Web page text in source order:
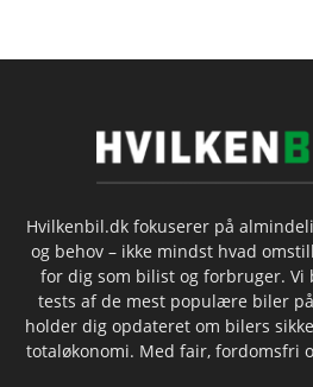
Hvilkenbil.dk fokuserer på
og behov – ikke mindst hvad
for dig som bilist og forbruger. Vi
tests af de mest populære biler
holder dig opdateret om bilers
totaløkonomi. Med fair, fordomsfri